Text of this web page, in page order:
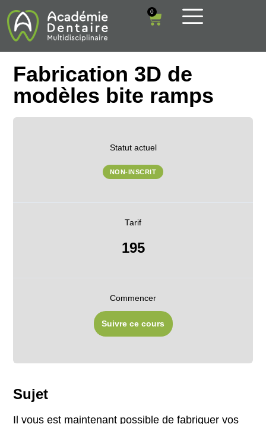
0
Fabrication 3D de
modèles bite ramps
Statut actuel
NON-INSCRIT
Tarif
195
Commencer
Suivre ce cours
Sujet
Il vous est maintenant possible de fabriquer vos